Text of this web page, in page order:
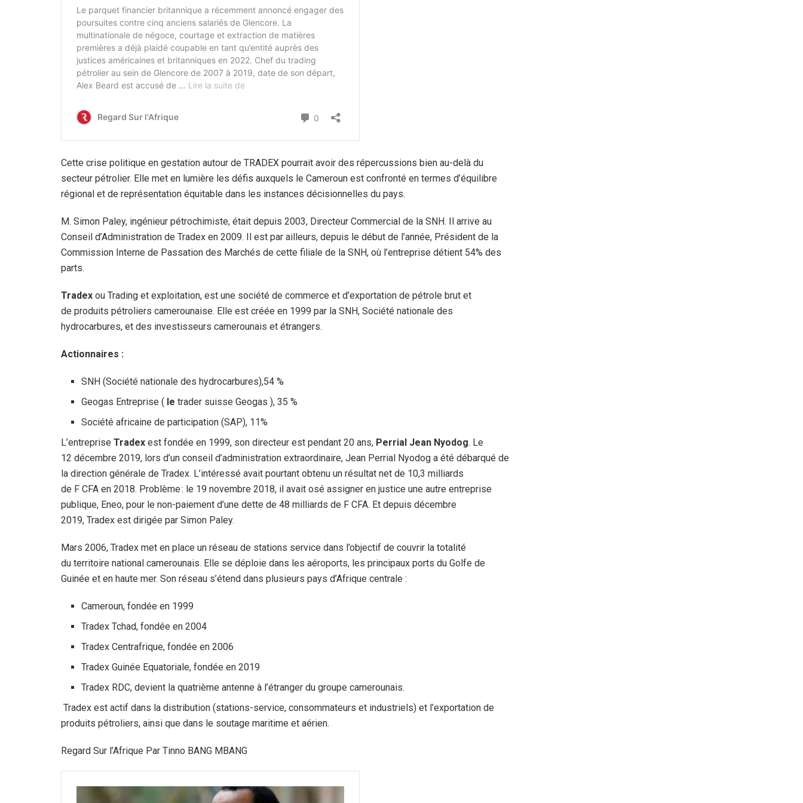
Cette crise politique en gestation autour de TRADEX pourrait avoir des répercussions bien au-delà du
secteur pétrolier. Elle met en lumière les défis auxquels le Cameroun est confronté en termes d’équilibre
régional et de représentation équitable dans les instances décisionnelles du pays.
M. Simon Paley, ingénieur pétrochimiste, était depuis 2003, Directeur Commercial de la SNH. Il arrive au
Conseil d’Administration de Tradex en 2009. Il est par ailleurs, depuis le début de l’année, Président de la
Commission Interne de Passation des Marchés de cette filiale de la SNH, où l’entreprise détient 54% des
parts.
Tradex ou Trading et exploitation, est une société de commerce et d’exportation de pétrole brut et
de produits pétroliers camerounaise. Elle est créée en 1999 par la SNH, Société nationale des
hydrocarbures, et des investisseurs camerounais et étrangers.
Actionnaires :
SNH (Société nationale des hydrocarbures),54 %
Geogas Entreprise ( letrader suisse Geogas ), 35 %
Société africaine de participation (SAP), 11%
L’entreprise Tradex est fondée en 1999, son directeur est pendant 20 ans, Perrial Jean Nyodog. Le
12 décembre 2019, lors d’un conseil d’administration extraordinaire, Jean Perrial Nyodog a été débarqué de
la direction générale de Tradex. L’intéressé avait pourtant obtenu un résultat net de 10,3 milliards
de F CFA en 2018. Problème : le 19 novembre 2018, il avait osé assigner en justice une autre entreprise
publique, Eneo, pour le non-paiement d’une dette de 48 milliards de F CFA. Et depuis décembre
2019, Tradex est dirigée par Simon Paley.
Mars 2006, Tradex met en place un réseau de stations service dans l’objectif de couvrir la totalité
du territoire national camerounais. Elle se déploie dans les aéroports, les principaux ports du Golfe de
Guinée et en haute mer. Son réseau s’étend dans plusieurs pays d’Afrique centrale :
Cameroun, fondée en 1999
Tradex Tchad, fondée en 2004
Tradex Centrafrique, fondée en 2006
Tradex Guinée Equatoriale, fondée en 2019
Tradex RDC, devient la quatrième antenne à l’étranger du groupe camerounais.
Tradex est actif dans la distribution (stations-service, consommateurs et industriels) et l’exportation de
produits pétroliers, ainsi que dans le soutage maritime et aérien.
Regard Sur l’Afrique Par Tinno BANG MBANG